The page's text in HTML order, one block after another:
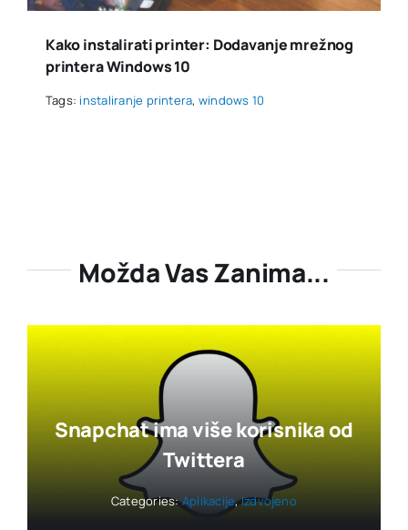
Kako instalirati printer: Dodavanje mrežnog
printera Windows 10
Tags: instaliranje printera, windows 10
Možda Vas Zanima...
Snapchat ima više korisnika od
Twittera
Categories:Aplikacije,Izdvojeno